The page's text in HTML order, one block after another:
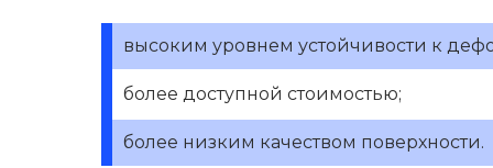
высоким уровнем устойчивости к
более доступной стоимостью;
более низким качеством поверхности.